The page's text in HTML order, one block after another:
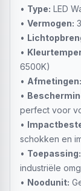
• Type: LED
• Vermogen:
•
•
6500K)
• Afmetingen:
•
perfect voor
•
schokken en
• Toepassing:
industriële
• Noodunit: